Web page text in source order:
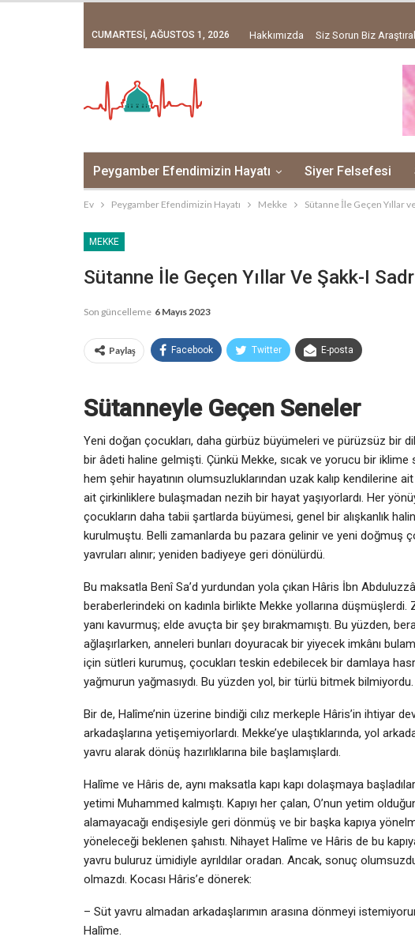
CUMARTESI, AĞUSTOS 1, 2026 Hakkımızda Siz Sorun Biz
Peygamber Efendimizin Hayatı Siyer Felsefesi
Ev Peygamber Efendimizin Hayatı Mekke Sütanne İle Geçen Yıllar
MEKKE
Sütanne İle Geçen Yıllar Ve Şakk-I Sadr
Son güncelleme 6 Mayıs 2023
Paylaş Facebook Twitter E-posta
Sütanneyle Geçen Seneler
Yeni doğan çocukları, daha gürbüz büyümeleri ve pürüzsüz bir
bir âdeti haline gelmişti. Çünkü Mekke, sıcak ve yorucu bir iklime
hem şehir hayatının olumsuzluklarından uzak kalıp kendilerine
ait çirkinliklere bulaşmadan nezih bir hayat yaşıyorlardı. Her
çocukların daha tabii şartlarda büyümesi, genel bir alışkanlık
kurulmuştu. Belli zamanlarda bu pazara gelinir ve yeni doğmuş
yavruları alınır; yeniden badiyeye geri dö­nülürdü.
Bu maksatla Benî Sa’d yurdundan yola çıkan Hâris İbn
beraberlerindeki on kadınla birlikte Mekke yollarına düşmüşlerdi.
yanı kavurmuş; elde avuçta bir şey bırakmamıştı. Bu yüzden,
ağlaşırlarken, anneleri bunları doyuracak bir yiyecek imkânı
için sütleri kurumuş, çocukları teskin edebilecek bir damlaya
yağmurun yağmasıydı. Bu yüzden yol, bir türlü bitmek bilmiyordu.
Bir de, Halîme’nin üzerine bindiği cılız merkeple Hâris’in ihtiyar
arkadaşlarına yetişemiyorlardı. Mekke’ye ulaştıklarında, yol
yavru alarak dönüş hazırlıklarına bile başlamışlardı.
Halîme ve Hâris de, aynı maksatla kapı kapı dolaşmaya
yetimi Muhammed kalmıştı. Kapıyı her çalan, O’nun yetim
alamayacağı endişesiyle geri dönmüş ve bir başka kapıya
yöneleceği beklenen şahıstı. Nihayet Halîme ve Hâris de bu
yavru buluruz ümidiyle ayrıldılar oradan. Ancak, sonuç
olmazdı. Kocası Hâris’e dönerek:
– Süt yavru almadan arkadaşlarımın arasına dönmeyi
Halîme.